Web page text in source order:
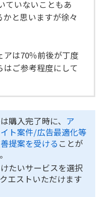
ていないこともあ
と思いますが徐々
は70％前後が丁度
はご参考程度にして
購入完了時に、 ア
ト案件/広告最適化等
提案を受ける ことが
たいサービスを選択
エストいただけます